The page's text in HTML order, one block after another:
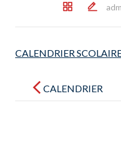
CALENDRIER
navigationCALENDRIER